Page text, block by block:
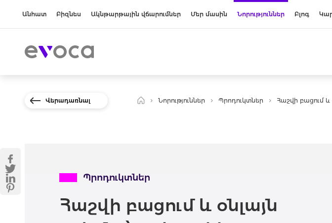
Անհատ Բիզնես Ակնթարթային վճարումներ Մեր մասին Նորություններ Բլոգ
Վերադառնալ Նորություններ Պրոդուկտներ Հաշվի բացում
Պրոդուկտներ
Հաշվի բացում և օնլայն